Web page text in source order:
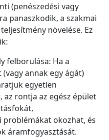
(penészedési vagy
panaszkodik, a szakmai
növelése. Ez
felborulása: Ha a
annak egy ágát)
egyetlen
rontja az egész épület
okozhat, és
áramfogyasztását.